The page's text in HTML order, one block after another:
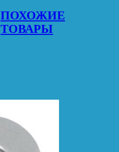
ПОХОЖИЕ
ТОВАРЫ